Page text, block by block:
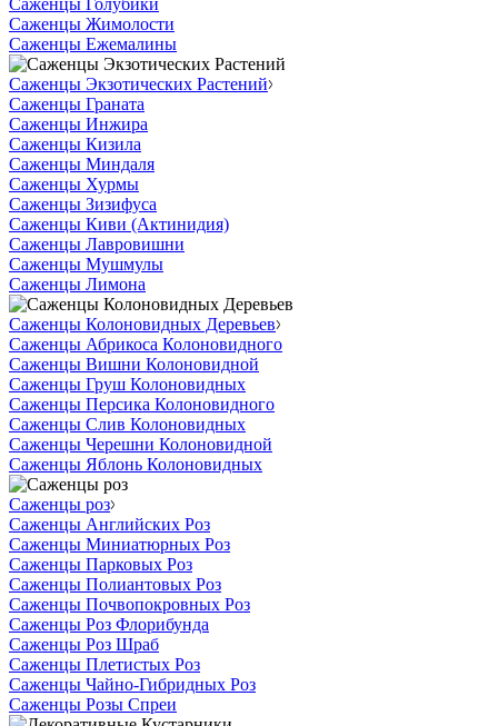
Саженцы Голубики
Саженцы Жимолости
Саженцы Ежемалины
Саженцы Экзотических Растений
Саженцы Граната
Саженцы Инжира
Саженцы Кизила
Саженцы Миндаля
Саженцы Хурмы
Саженцы Зизифуса
Саженцы Киви (Актинидия)
Саженцы Лавровишни
Саженцы Мушмулы
Саженцы Лимона
Саженцы Колоновидных Деревьев
Саженцы Абрикоса Колоновидного
Саженцы Вишни Колоновидной
Саженцы Груш Колоновидных
Саженцы Персика Колоновидного
Саженцы Слив Колоновидных
Саженцы Черешни Колоновидной
Саженцы Яблонь Колоновидных
Саженцы роз
Саженцы Английских Роз
Саженцы Миниатюрных Роз
Саженцы Парковых Роз
Саженцы Полиантовых Роз
Саженцы Почвопокровных Роз
Саженцы Роз Флорибунда
Саженцы Роз Шраб
Саженцы Плетистых Роз
Саженцы Чайно-Гибридных Роз
Саженцы Розы Спреи